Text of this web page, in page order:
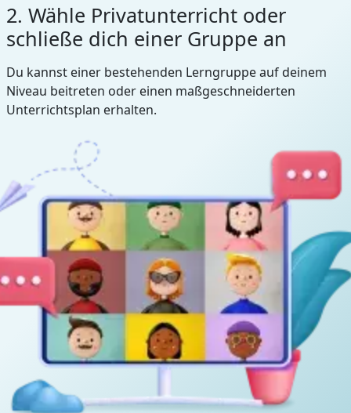
2. Wähle Privatunterricht oder
schließe dich einer Gruppe an
Du kannst einer bestehenden Lerngruppe auf deinem
Niveau beitreten oder einen maßgeschneiderten
Unterrichtsplan erhalten.